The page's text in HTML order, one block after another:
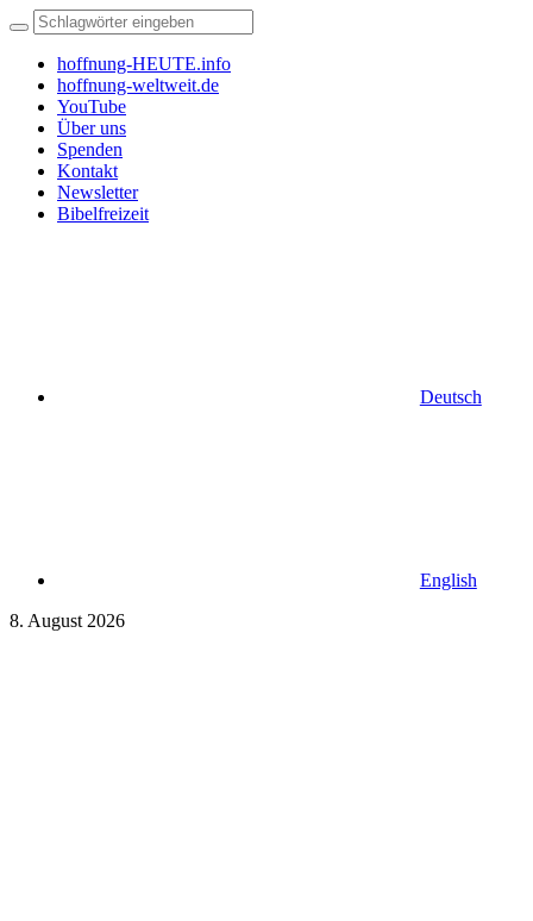
hoffnung-HEUTE.info
hoffnung-weltweit.de
YouTube
Über uns
Spenden
Kontakt
Newsletter
Bibelfreizeit
Deutsch
English
8. August 2026